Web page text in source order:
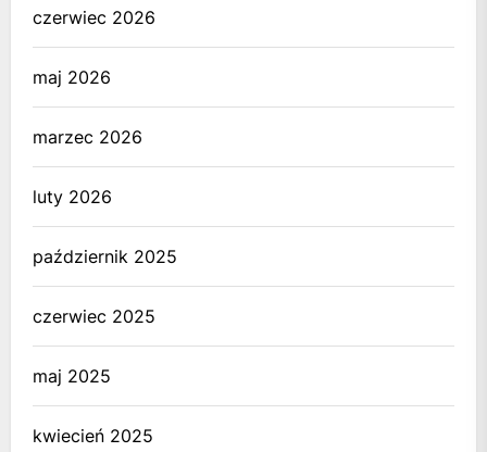
czerwiec 2026
maj 2026
marzec 2026
luty 2026
październik 2025
czerwiec 2025
maj 2025
kwiecień 2025